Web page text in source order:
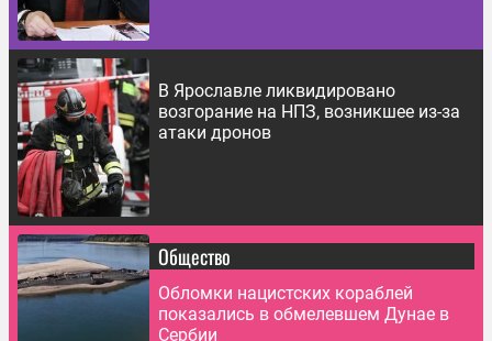
В Ярославле ликвидировано
возгорание на НПЗ, возникшее из-за
атаки дронов
Общество
Обломки нацистских кораблей
показались в обмелевшем Дунае в
Сербии